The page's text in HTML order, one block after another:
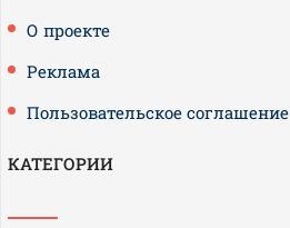
О проекте
Реклама
Пользовательское соглашение
КАТЕГОРИИ